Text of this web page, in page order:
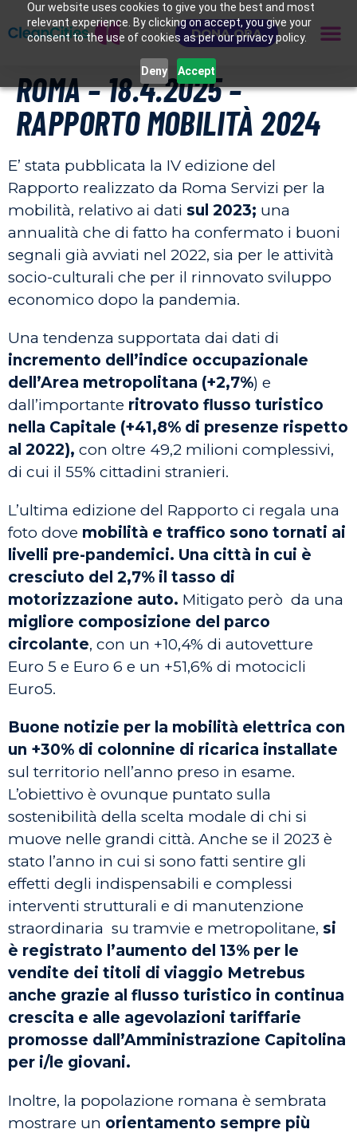
Our website uses cookies to give you the best and most
relevant experience. By clicking on accept, you give your
consent to the use of cookies as per our privacy policy.
Deny Accept
DONA ORA
ROMA – 18.4.2025 –
RAPPORTO MOBILITÀ 2024
E’ stata pubblicata la IV edizione del
Rapporto realizzato da Roma Servizi per la
mobilità, relativo ai dati sul 2023; una
annualità che di fatto ha confermato i buoni
segnali già avviati nel 2022, sia per le attività
socio-culturali che per il rinnovato sviluppo
economico dopo la pandemia.
Una tendenza supportata dai dati di
incremento dell’indice occupazionale
dell’Area metropolitana (+2,7%) e
dall’importante ritrovato flusso turistico
nella Capitale (+41,8% di presenze rispetto
al 2022), con oltre 49,2 milioni complessivi,
di cui il 55% cittadini stranieri.
L’ultima edizione del Rapporto ci regala una
foto dove mobilità e traffico sono tornati ai
livelli pre-pandemici. Una città in cui è
cresciuto del 2,7% il tasso di
motorizzazione auto. Mitigato però da una
migliore composizione del parco
circolante, con un +10,4% di autovetture
Euro 5 e Euro 6 e un +51,6% di motocicli
Euro5.
Buone notizie per la mobilità elettrica con
un +30% di colonnine di ricarica installate
sul territorio nell’anno preso in esame.
L’obiettivo è ovunque puntato sulla
sostenibilità della scelta modale di chi si
muove nelle grandi città. Anche se il 2023 è
stato l’anno in cui si sono fatti sentire gli
effetti degli indispensabili e complessi
interventi strutturali e di manutenzione
straordinaria su tramvie e metropolitane, si
è registrato l’aumento del 13% per le
vendite dei titoli di viaggio Metrebus
anche grazie al flusso turistico in continua
crescita e alle agevolazioni tariffarie
promosse dall’Amministrazione Capitolina
per i/le giovani.
Inoltre, la popolazione romana è sembrata
mostrare un orientamento sempre più